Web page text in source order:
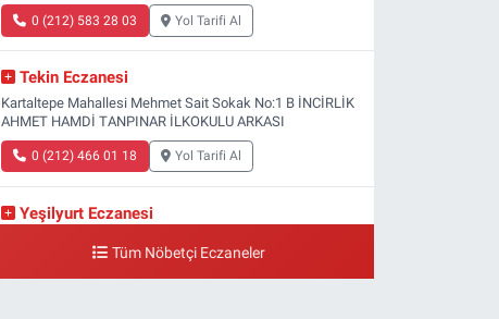
0 (212) 583 28 03 Yol Tarifi Al
Tekin Eczanesi
Kartaltepe Mahallesi Mehmet Sait Sokak No:1 B İNCİRLİK
AHMET HAMDİ TANPINAR İLKOKULU ARKASI
0 (212) 466 01 18 Yol Tarifi Al
Yeşilyurt Eczanesi
Tüm Nöbetçi Eczaneler